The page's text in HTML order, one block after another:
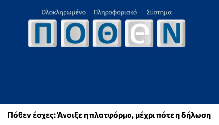
Πόθεν έσχες: Άνοιξε η πλατφόρμα, μέχρι πότε η δήλωση